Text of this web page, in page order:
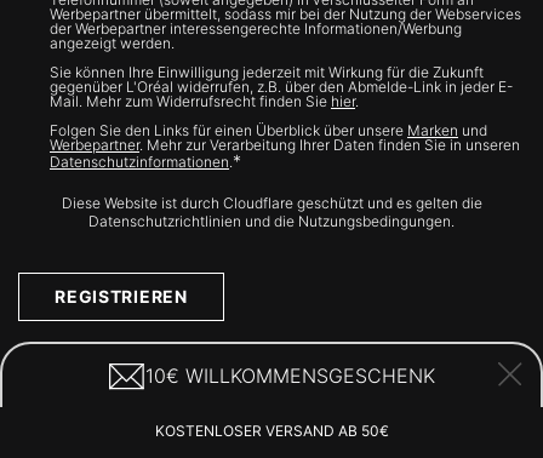
Werbepartner übermittelt, sodass mir bei der Nutzung der Webservices
der Werbepartner interessengerechte Informationen/Werbung
angezeigt werden.
Sie können Ihre Einwilligung jederzeit mit Wirkung für die Zukunft
gegenüber L'Oréal widerrufen, z.B. über den Abmelde-Link in jeder E-
Mail. Mehr zum Widerrufsrecht finden Sie hier.
Folgen Sie den Links für einen Überblick über unsere Marken und
Werbepartner. Mehr zur Verarbeitung Ihrer Daten finden Sie in unseren
Datenschutzinformationen.*
Diese Website ist durch Cloudflare geschützt und es gelten die
Datenschutzrichtlinien und die Nutzungsbedingungen.
REGISTRIEREN
Treten Sie mit uns in Kontakt10€ WILLKOMMENSGESCHENK
KOSTENLOSER VERSAND AB 50€